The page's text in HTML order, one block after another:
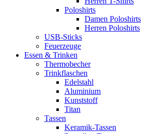
Poloshirts
Damen Poloshirts
Herren Poloshirts
USB-Sticks
Feuerzeuge
Essen & Trinken
Thermobecher
Trinkflaschen
Edelstahl
Aluminium
Kunststoff
Titan
Tassen
Keramik-Tassen